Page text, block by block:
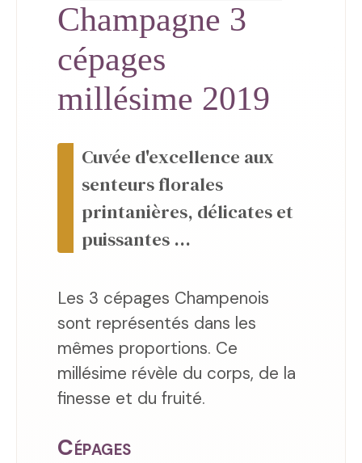
Champagne 3
cépages
millésime 2019
Cuvée d'excellence aux
senteurs florales
printanières, délicates et
puissantes ...
Les 3 cépages Champenois
sont représentés dans les
mêmes proportions. Ce
millésime révèle du corps, de la
finesse et du fruité.
Cépages